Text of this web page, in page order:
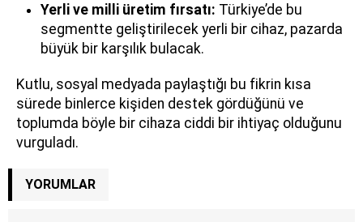
Yerli ve milli üretim fırsatı: Türkiye’de bu
segmentte geliştirilecek yerli bir cihaz, pazarda
büyük bir karşılık bulacak.
Kutlu, sosyal medyada paylaştığı bu fikrin kısa
sürede binlerce kişiden destek gördüğünü ve
toplumda böyle bir cihaza ciddi bir ihtiyaç olduğunu
vurguladı.
YORUMLAR